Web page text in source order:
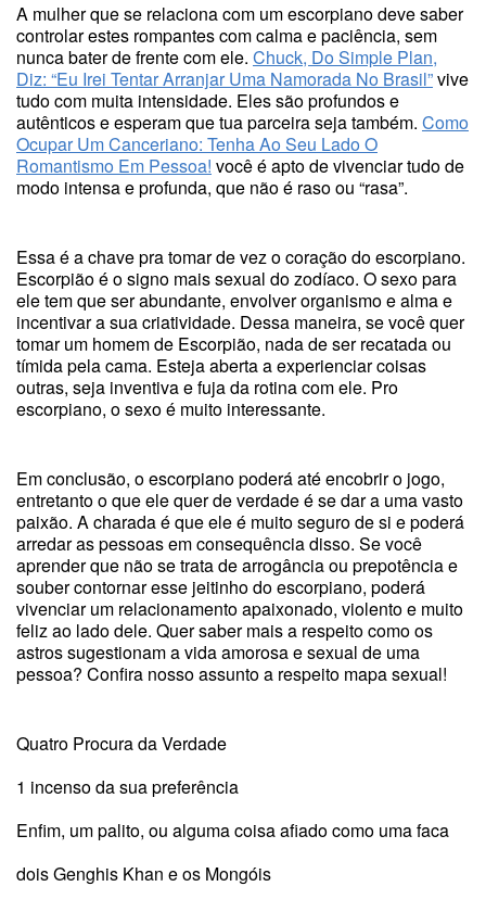
A mulher que se relaciona com um escorpiano deve saber
controlar estes rompantes com calma e paciência, sem
nunca bater de frente com ele. Chuck, Do Simple Plan,
Diz: “Eu Irei Tentar Arranjar Uma Namorada No Brasil”vive
tudo com muita intensidade. Eles são profundos e
autênticos e esperam que tua parceira seja também. Como
Ocupar Um Canceriano: Tenha Ao Seu Lado O
Romantismo Em Pessoa! você é apto de vivenciar tudo de
modo intensa e profunda, que não é raso ou “rasa”.
Essa é a chave pra tomar de vez o coração do escorpiano.
Escorpião é o signo mais sexual do zodíaco. O sexo para
ele tem que ser abundante, envolver organismo e alma e
incentivar a sua criatividade. Dessa maneira, se você quer
tomar um homem de Escorpião, nada de ser recatada ou
tímida pela cama. Esteja aberta a experienciar coisas
outras, seja inventiva e fuja da rotina com ele. Pro
escorpiano, o sexo é muito interessante.
Em conclusão, o escorpiano poderá até encobrir o jogo,
entretanto o que ele quer de verdade é se dar a uma vasto
paixão. A charada é que ele é muito seguro de si e poderá
arredar as pessoas em consequência disso. Se você
aprender que não se trata de arrogância ou prepotência e
souber contornar esse jeitinho do escorpiano, poderá
vivenciar um relacionamento apaixonado, violento e muito
feliz ao lado dele. Quer saber mais a respeito como os
astros sugestionam a vida amorosa e sexual de uma
pessoa? Confira nosso assunto a respeito mapa sexual!
Quatro Procura da Verdade
1 incenso da sua preferência
Enfim, um palito, ou alguma coisa afiado como uma faca
dois Genghis Khan e os Mongóis